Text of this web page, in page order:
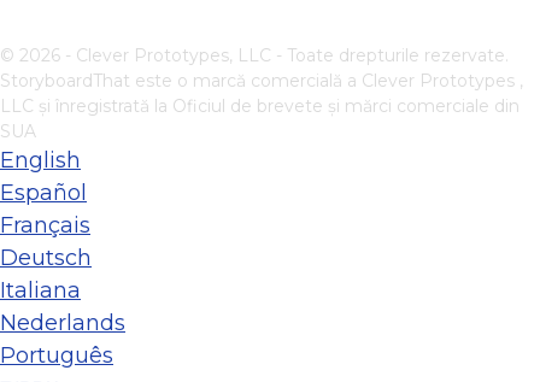
© 2026 - Clever Prototypes, LLC - Toate drepturile rezervate.
StoryboardThat este o marcă comercială a Clever Prototypes ,
LLC și înregistrată la Oficiul de brevete și mărci comerciale din
SUA
English
Español
Français
Deutsch
Italiana
Nederlands
Português